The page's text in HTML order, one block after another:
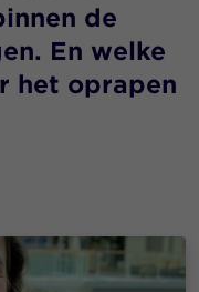
de
En welke
het oprapen